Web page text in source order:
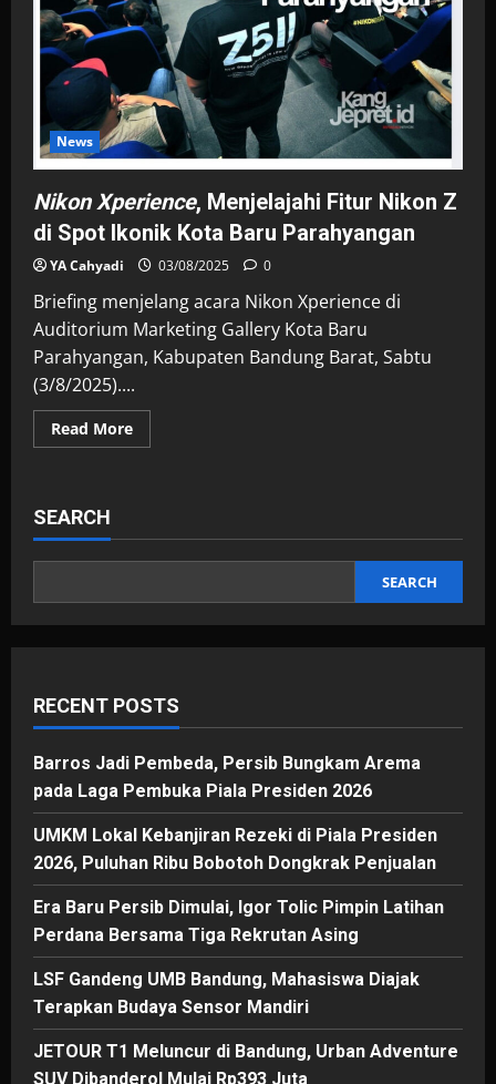
News
Nikon Xperience, Menjelajahi Fitur Nikon Z
di Spot Ikonik Kota Baru Parahyangan
YA Cahyadi 03/08/2025 0
Briefing menjelang acara Nikon Xperience di
Auditorium Marketing Gallery Kota Baru
Parahyangan, Kabupaten Bandung Barat, Sabtu
(3/8/2025)....
Read MoreRead
more
Nikon
di
Ikonik
Baru
Parahyangan
SEARCH
SEARCH
RECENT POSTS
Barros Jadi Pembeda, Persib Bungkam Arema
pada Laga Pembuka Piala Presiden 2026
UMKM Lokal Kebanjiran Rezeki di Piala Presiden
2026, Puluhan Ribu Bobotoh Dongkrak Penjualan
Era Baru Persib Dimulai, Igor Tolic Pimpin Latihan
Perdana Bersama Tiga Rekrutan Asing
LSF Gandeng UMB Bandung, Mahasiswa Diajak
Terapkan Budaya Sensor Mandiri
JETOUR T1 Meluncur di Bandung, Urban Adventure
SUV Dibanderol Mulai Rp393 Juta